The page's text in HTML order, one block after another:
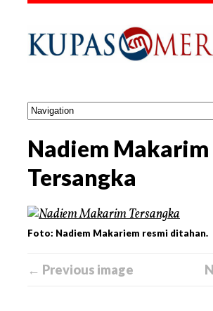
Nadiem Makarim
Tersangka
Foto: Nadiem Makariem resmi ditahan.
← Previous image